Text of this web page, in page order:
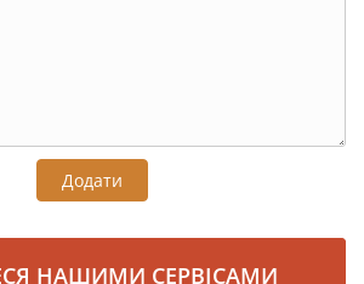
Додати
НАШИМИ СЕРВІСАМИ